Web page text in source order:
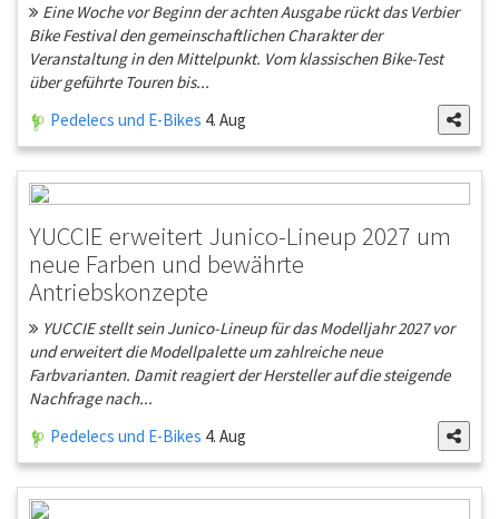
Eine Woche vor Beginn der achten Ausgabe rückt das Verbier
Bike Festival den gemeinschaftlichen Charakter der
Veranstaltung in den Mittelpunkt. Vom klassischen Bike-Test
über geführte Touren bis...
Pedelecs und E-Bikes 4. Aug
YUCCIE erweitert Junico-Lineup 2027 um
neue Farben und bewährte
Antriebskonzepte
YUCCIE stellt sein Junico-Lineup für das Modelljahr 2027 vor
und erweitert die Modellpalette um zahlreiche neue
Farbvarianten. Damit reagiert der Hersteller auf die steigende
Nachfrage nach...
Pedelecs und E-Bikes 4. Aug